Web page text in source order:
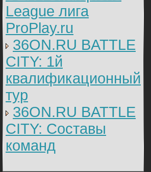
League лига
ProPlay.ru
36ON.RU BATTLE
CITY: 1й
квалификационный
тур
36ON.RU BATTLE
CITY: Составы
команд